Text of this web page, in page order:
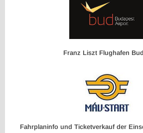
Franz Liszt Flughafen
Fahrplaninfo und Ticketverkauf der